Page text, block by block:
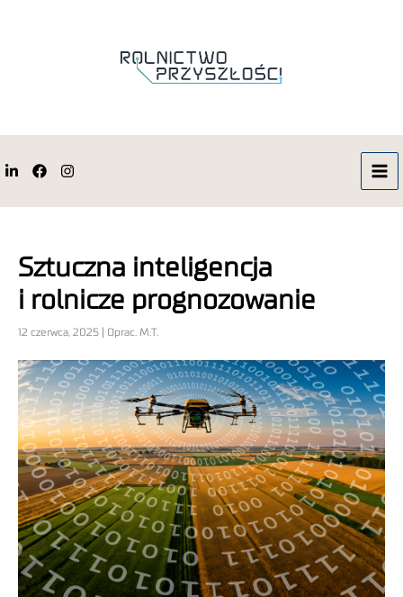
Sztuczna inteligencja
i rolnicze prognozowanie
12 czerwca, 2025 | Oprac. M.T.